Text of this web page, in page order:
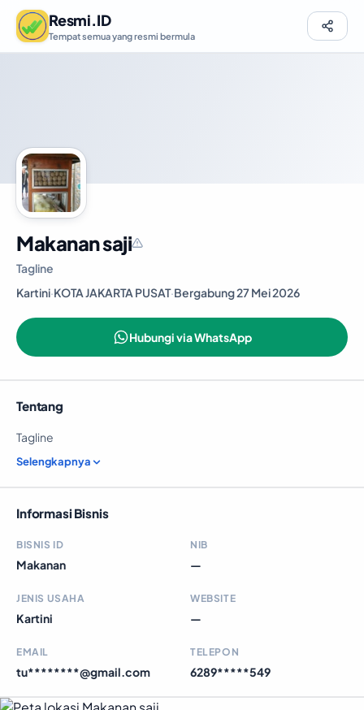
Resmi.ID
Tempat semua yang resmi bermula
Makanan saji
Tagline
Kartini·KOTA JAKARTA PUSAT·Bergabung 27 Mei 2026
Hubungi via WhatsApp
Tentang
Tagline
Selengkapnya
Informasi Bisnis
BISNIS ID
Makanan
NIB
—
JENIS USAHA
Kartini
WEBSITE
—
EMAIL
tu********@gmail.com
TELEPON
6289*****549